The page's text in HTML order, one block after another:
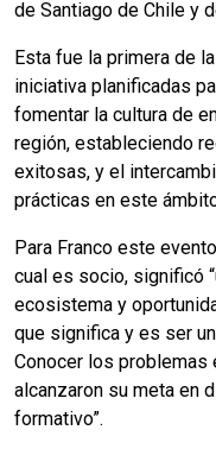
de Santiago de Chile y
Esta fue la primera de
iniciativa planificadas
fomentar la cultura de
región, estableciendo
exitosas, y el
prácticas en este
Para Franco este
cual es socio, significó
ecosistema y
que significa y es ser
Conocer los
alcanzaron su meta en
formativo”.